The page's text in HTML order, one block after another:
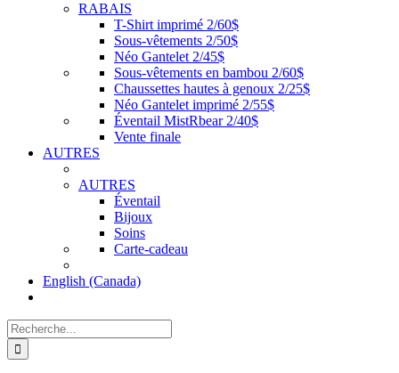
RABAIS
T-Shirt imprimé 2/60$
Sous-vêtements 2/50$
Néo Gantelet 2/45$
Sous-vêtements en bambou 2/60$
Chaussettes hautes à genoux 2/25$
Néo Gantelet imprimé 2/55$
Éventail MistRbear 2/40$
Vente finale
AUTRES
AUTRES
Éventail
Bijoux
Soins
Carte-cadeau
English (Canada)
Recherche
de
: